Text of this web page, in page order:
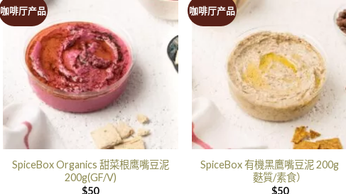
咖啡厅产品
SpiceBox Organics 甜菜根鹰嘴豆泥
200g(GF/V)
$50
咖啡厅产品
SpiceBox 有機黑鷹嘴豆泥 200g
麩質/素食）
$50